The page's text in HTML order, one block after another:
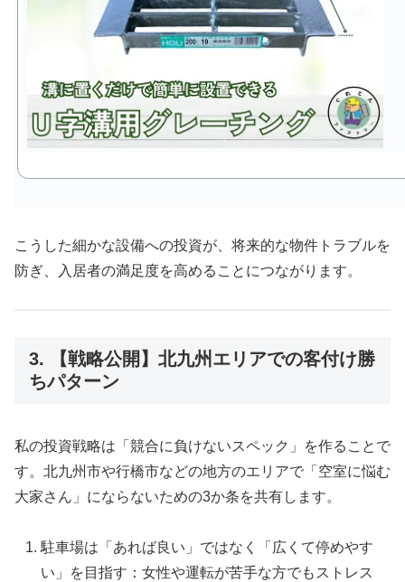
こうした細かな設備への投資が、将来的な物件トラブルを
防ぎ、入居者の満足度を高めることにつながります。
3. 【戦略公開】北九州エリアでの客付け勝
ちパターン
私の投資戦略は「競合に負けないスペック」を作ることで
す。北九州市や行橋市などの地方のエリアで「空室に悩む
大家さん」にならないための3か条を共有します。
駐車場は「あれば良い」ではなく「広くて停めやす
い」を目指す：女性や運転が苦手な方でもストレス